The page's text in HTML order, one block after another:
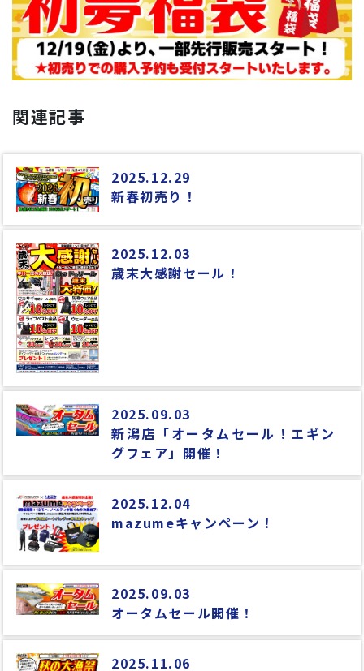
関連記事
2025.12.29
新春初売り！
2025.12.03
歳末大感謝セール！
2025.09.03
新潟店「オータムセール！エギン
グフェア」開催！
2025.12.04
mazumeキャンペーン！
2025.09.03
オータムセール開催！
2025.11.06